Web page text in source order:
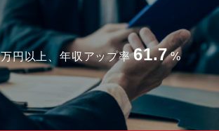
万円以上、年収アップ率 61.7 %